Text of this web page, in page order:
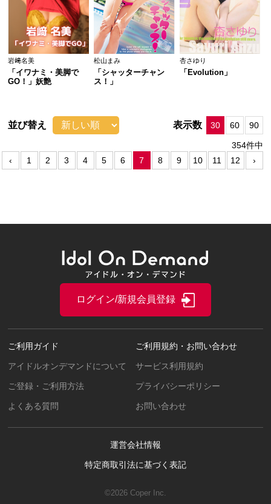
岩﨑名美
「イワナミ・美脚で
GO！」妖艶
松山まみ
「シャッターチャン
ス！」
杏さゆり
「Evolution」
並び替え 表示数 30 60 90
354件中
‹
1 2 3 4 5 6 7 8 9 10 11 12 ›
ご利用ガイド
アイドルオンデマンドについて
ご登録・ご利用方法
よくある質問
ご利用規約・お問い合わせ
サービス利用規約
プライバシーポリシー
お問い合わせ
運営会社情報
特定商取引法に基づく表記
ログイン/新規会員登録
©2026 Coper Inc.